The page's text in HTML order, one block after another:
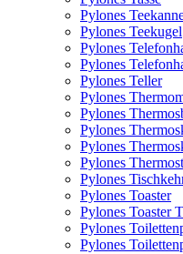
Pylones
Pylones Teekugel
Pylones
Pylones
Pylones Teller
Pylones
Pylones
Pylones
Pylones
Pylones
Pylones
Pylones Toaster
Pylones Toaster
Pylones
Pylones